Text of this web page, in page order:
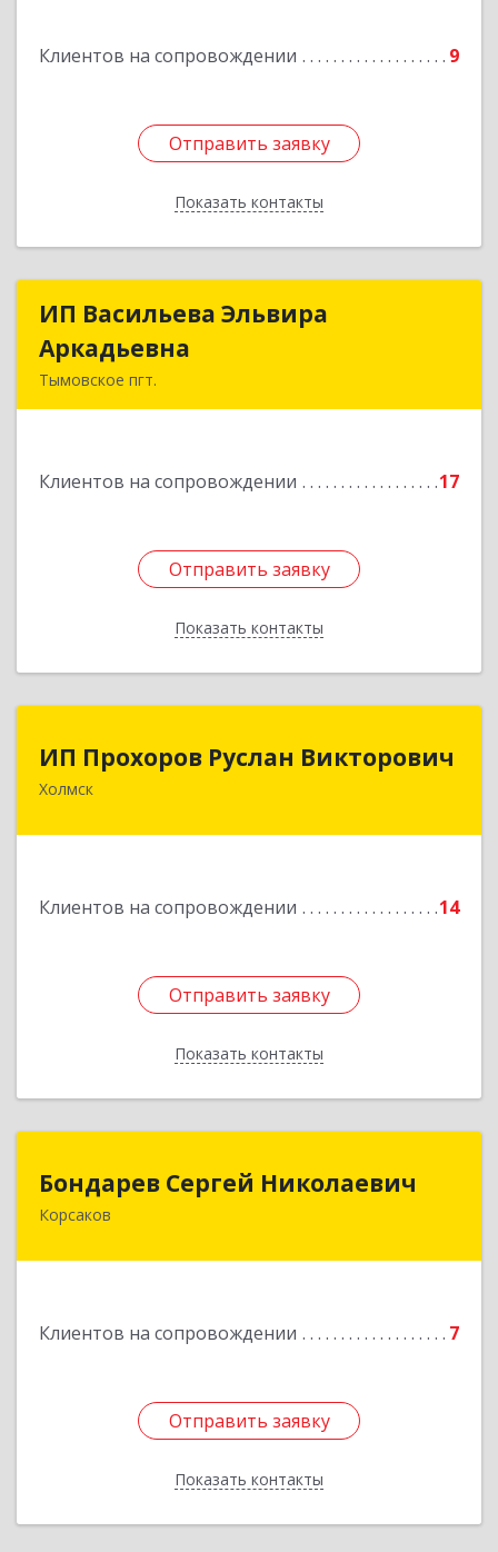
Клиентов на сопровождении 9
Отправить заявку
Показать контакты
Отправить заявку
Назад
ИП Васильева Эльвира
Аркадьевна
Тымовское пгт.
Клиентов на сопровождении 17
Отправить заявку
Показать контакты
ИП Васильева Эльвира
Отправить заявку
Назад
ИП Прохоров Руслан Викторович
Холмск
Клиентов на сопровождении 14
Отправить заявку
Показать контакты
694620, Сахалинская обл, Холмский р-н, Холмск
Отправить заявку
Назад
Бондарев Сергей Николаевич
Корсаков
Клиентов на сопровождении 7
Отправить заявку
Показать контакты
Бондарев Сергей Николаевич
Отправить заявку
Назад